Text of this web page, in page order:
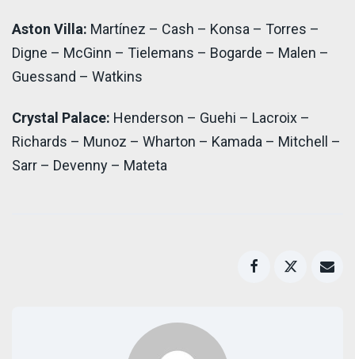
Aston Villa: Martínez – Cash – Konsa – Torres –
Digne – McGinn – Tielemans – Bogarde – Malen –
Guessand – Watkins
Crystal Palace: Henderson – Guehi – Lacroix –
Richards – Munoz – Wharton – Kamada – Mitchell –
Sarr – Devenny – Mateta